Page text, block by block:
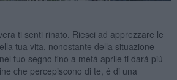
ti senti rinato. Riesci ad apprezzare le
tua vita, nonostante della situazione
tuo segno fino a metá aprile ti dará piú
che percepiscono di te, é di una